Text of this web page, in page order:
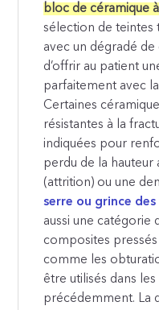
bloc de céramique
sélection de teintes
avec un dégradé
d’offrir au patient
parfaitement avec
Certaines
résistantes à la
indiquées pour
perdu de la hauteur
(attrition) ou une
serre ou grince
aussi une catégorie
composites
comme les
être utilisés dans
précédemment. La